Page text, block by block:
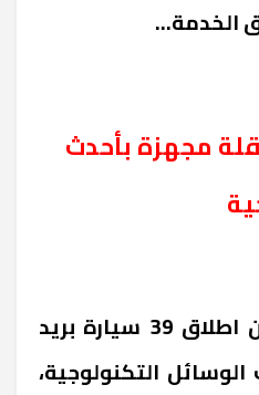
الخدمة...
مجهزة بأحدث
أعلنت هيئة للبريد عن اطلاق 39 سيارة بريد
التكنولوجية،